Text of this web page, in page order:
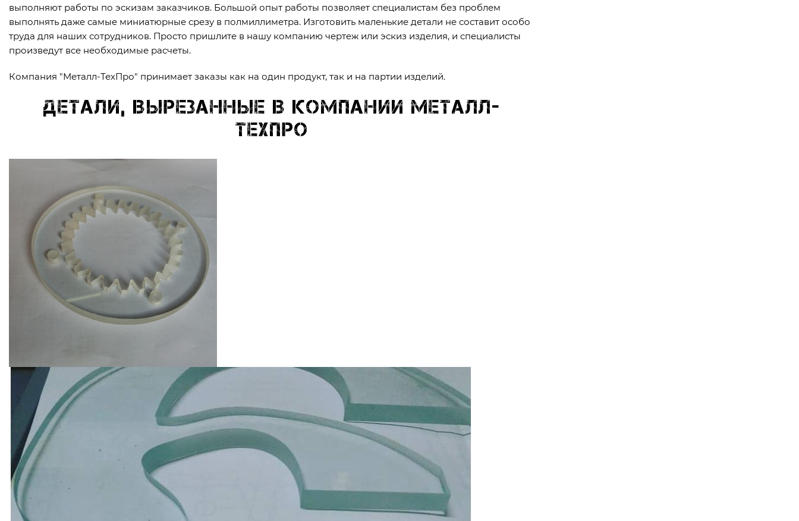
выполняют работы по эскизам заказчиков. Большой опыт работы позволяет специалистам без проблем
выполнять даже самые миниатюрные срезу в полмиллиметра. Изготовить маленькие детали не составит особо
труда для наших сотрудников. Просто пришлите в нашу компанию чертеж или эскиз изделия, и специалисты
произведут все необходимые расчеты.
Компания "Металл-ТехПро" принимает заказы как на один продукт, так и на партии изделий.
Детали, вырезанные в компании Металл-
ТехПро